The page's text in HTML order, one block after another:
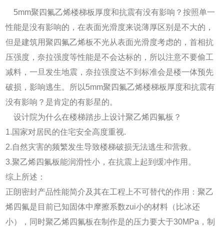
5mm聚四氟乙烯楼梯板厚度和抗震有没有影响？按照单一
性能是没有影响的，在表面光滑度来说薄厚区别是不大的，
但是建筑用聚四氟乙烯板不光从表面光滑度考虑的，首相抗
压强度，奈拉强度等性能是不会达标的，所以注意不要偷工
减料，一旦发生地震，奈拉强度达不到标准会是楼一体预先
破损，影响逃生。所以5mm聚四氟乙烯楼梯板厚度和抗震有
没有影响？是肯定的有影星的。
设计院为什么在楼梯踏步上设计聚乙烯四氟板？
1.国家对居民的住宅安全高度重视.
2.自然灾害的频繁发生导致楼梯破损无法逃生和营救。
3.聚乙烯四氟板能润滑性小，在抗震上起到缓冲作用。
综上所述：
正朗密封产品性能简介及其在工程上不可替代的作用：聚乙
烯四氟是目前已知固体中摩擦系数zui小的材料（比冰还
小），同时聚乙烯四氟板在制作是的压力要大于30MPa，制